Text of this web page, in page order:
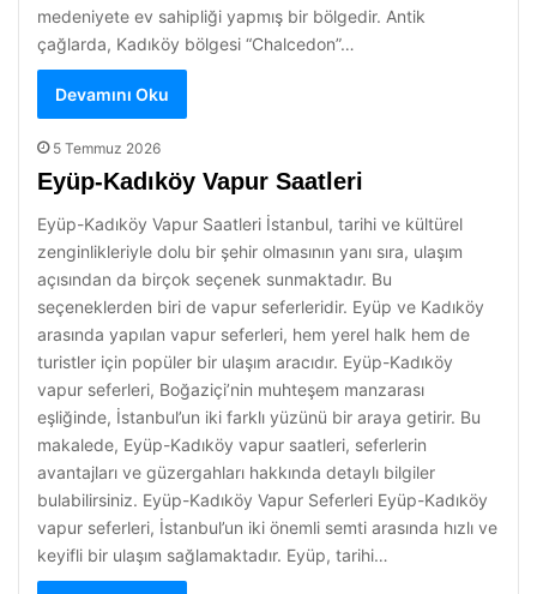
medeniyete ev sahipliği yapmış bir bölgedir. Antik
çağlarda, Kadıköy bölgesi “Chalcedon”…
Devamını Oku
5 Temmuz 2026
Eyüp-Kadıköy Vapur Saatleri
Eyüp-Kadıköy Vapur Saatleri İstanbul, tarihi ve kültürel
zenginlikleriyle dolu bir şehir olmasının yanı sıra, ulaşım
açısından da birçok seçenek sunmaktadır. Bu
seçeneklerden biri de vapur seferleridir. Eyüp ve Kadıköy
arasında yapılan vapur seferleri, hem yerel halk hem de
turistler için popüler bir ulaşım aracıdır. Eyüp-Kadıköy
vapur seferleri, Boğaziçi’nin muhteşem manzarası
eşliğinde, İstanbul’un iki farklı yüzünü bir araya getirir. Bu
makalede, Eyüp-Kadıköy vapur saatleri, seferlerin
avantajları ve güzergahları hakkında detaylı bilgiler
bulabilirsiniz. Eyüp-Kadıköy Vapur Seferleri Eyüp-Kadıköy
vapur seferleri, İstanbul’un iki önemli semti arasında hızlı ve
keyifli bir ulaşım sağlamaktadır. Eyüp, tarihi…